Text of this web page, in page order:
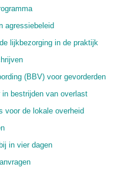
agressiebeleid
lijkbezorging in de praktijk
(BBV) voor gevorderden
in bestrijden van overlast
voor de lokale overheid
in vier dagen